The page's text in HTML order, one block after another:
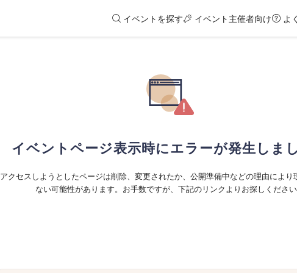
イベントを探す イベント主催者向け よ
イベントページ表示時にエラーが発生しまし
アクセスしようとしたページは削除、変更されたか、公開準備中などの理由により
ない可能性があります。お手数ですが、下記のリンクよりお探しください